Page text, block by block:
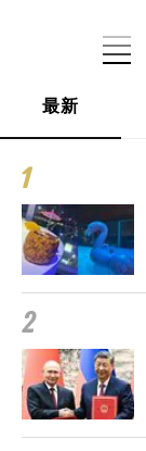
最新